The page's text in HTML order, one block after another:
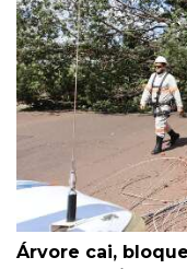
Árvore cai,